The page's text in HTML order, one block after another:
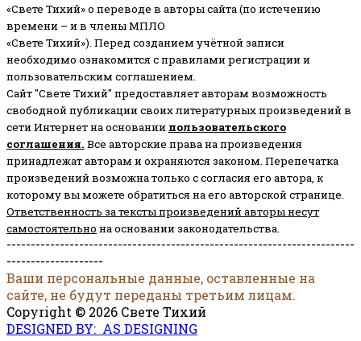
«Свете Тихий» о переводе в авторы сайта (по истечению
времени – и в члены МПЛО
«Свете Тихий»). Перед созданием учётной записи
необходимо ознакомится с правилами регистрации и
пользовательским соглашением.
Сайт "Свете Тихий" предоставляет авторам возможность
свободной публикации своих литературных произведений в
сети Интернет на основании пользовательского
соглашения. Все авторские права на произведения
принадлежат авторам и охраняются законом. Перепечатка
произведений возможна только с согласия его автора, к
которому вы можете обратиться на его авторской странице.
Ответственность за тексты произведений авторы несут
самостоятельно на основании законодательства.
------------------------------------------------------------------------
--------------------
Ваши персональные данные, оставленные на
сайте, не будут переданы третьим лицам.
Copyright © 2026 Свете Тихий
DESIGNED BY: AS DESIGNING